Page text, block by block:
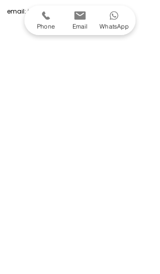
email: info@viendenta.com
Phone Email WhatsApp